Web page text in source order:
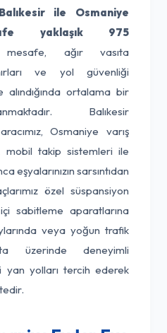
Balıkesir ile Osmaniye
yaklaşık 975
ağır vasıta
ve yol güvenliği
ortalama bir
Balıkesir
Osmaniye varış
mobil takip sistemleri ile
eşyalarınızın sarsıntıdan
özel süspansiyon
sabitleme aparatlarına
veya yoğun trafik
üzerinde deneyimli
yan yolları tercih ederek